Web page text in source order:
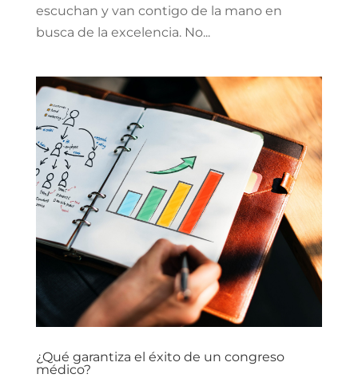
escuchan y van contigo de la mano en
busca de la excelencia. No...
¿Qué garantiza el éxito de un congreso
médico?